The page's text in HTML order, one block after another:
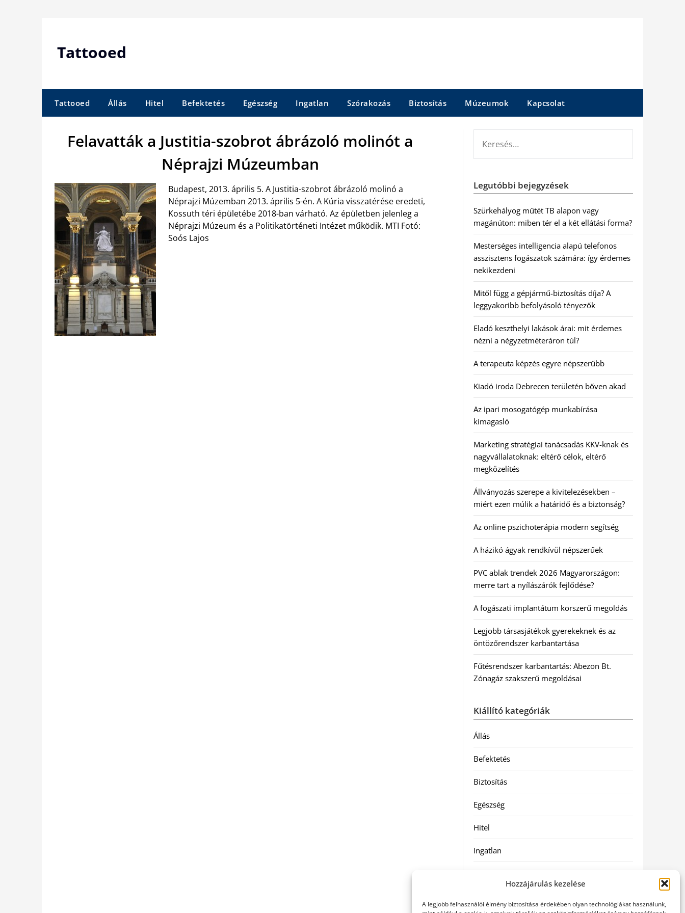
Hozzájárulás kezelése
A legjobb felhasználói élmény biztosítása érdekében olyan technológiákat használunk,
Tattooed
Tattooed Állás Hitel Befektetés Egészség Ingatlan Szórakozás Biztosítás Múzeumok Kapcsolat
Felavatták a Justitia-szobrot ábrázoló molinót a
Néprajzi Múzeumban
Budapest, 2013. április 5. A Justitia-szobrot ábrázoló molinó a
Néprajzi Múzemban 2013. április 5-én. A Kúria visszatérése eredeti,
Kossuth téri épületébe 2018-ban várható. Az épületben jelenleg a
Néprajzi Múzeum és a Politikatörténeti Intézet működik. MTI Fotó:
Soós Lajos
Legutóbbi bejegyzések
Szürkehályog műtét TB alapon vagy
magánúton: miben tér el a két ellátási forma?
Mesterséges intelligencia alapú telefonos
asszisztens fogászatok számára: így érdemes
nekikezdeni
Mitől függ a gépjármű-biztosítás díja? A
leggyakoribb befolyásoló tényezők
Eladó keszthelyi lakások árai: mit érdemes
nézni a négyzetméteráron túl?
A terapeuta képzés egyre népszerűbb
Kiadó iroda Debrecen területén bőven akad
Az ipari mosogatógép munkabírása
kimagasló
Marketing stratégiai tanácsadás KKV-knak és
nagyvállalatoknak: eltérő célok, eltérő
megközelítés
Állványozás szerepe a kivitelezésekben –
miért ezen múlik a határidő és a biztonság?
Az online pszichoterápia modern segítség
A házikó ágyak rendkívül népszerűek
PVC ablak trendek 2026 Magyarországon:
merre tart a nyílászárók fejlődése?
A fogászati implantátum korszerű megoldás
Legjobb társasjátékok gyerekeknek és az
öntözőrendszer karbantartása
Fűtésrendszer karbantartás: Abezon Bt.
Zónagáz szakszerű megoldásai
Kiállító kategóriák
Állás
Befektetés
Biztosítás
Egészség
Hitel
Ingatlan